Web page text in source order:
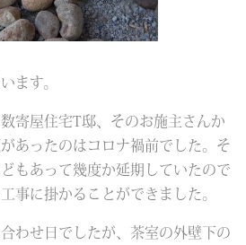
ます。
寄屋住宅T邸、そのお施主さんか
あったのはコロナ禍前でした。そ
もあって幾度か延期していたので
事に掛かることができました。
わせ日でしたが、茶室の外壁下の